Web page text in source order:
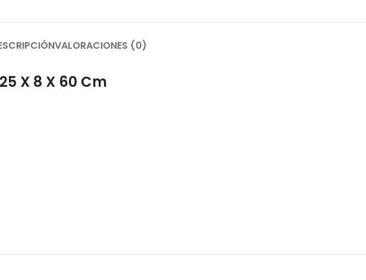
VALORACIONES (0)
X 8 X 60 Cm